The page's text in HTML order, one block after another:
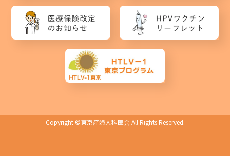
Copyright ©東京産婦人科医会 All Rights Reserved.